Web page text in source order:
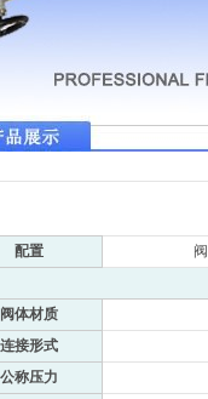
配置
阀体材质
连接形式
公称压力